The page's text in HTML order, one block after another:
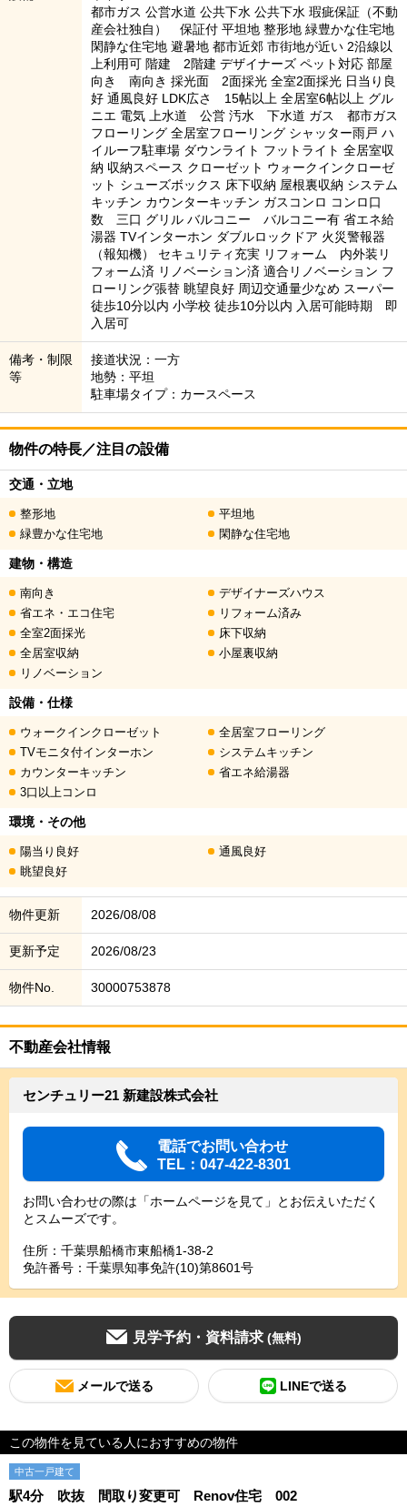
都市ガス 公営水道 公共下水 公共下水 瑕疵保証（不動
産会社独自） 保証付 平坦地 整形地 緑豊かな住宅地
閑静な住宅地 避暑地 都市近郊 市街地が近い 2沿線以
上利用可 階建 2階建 デザイナーズ ペット対応 部屋
向き 南向き 採光面 2面採光 全室2面採光 日当り良
好 通風良好 LDK広さ 15帖以上 全居室6帖以上 グル
ニエ 電気 上水道 公営 汚水 下水道 ガス 都市ガス
フローリング 全居室フローリング シャッター雨戸 ハ
イルーフ駐車場 ダウンライト フットライト 全居室収
納 収納スペース クローゼット ウォークインクローゼ
ット シューズボックス 床下収納 屋根裏収納 システム
キッチン カウンターキッチン ガスコンロ コンロ口
数 三口 グリル バルコニー バルコニー有 省エネ給
湯器 TVインターホン ダブルロックドア 火災警報器
（報知機） セキュリティ充実 リフォーム 内外装リ
フォーム済 リノベーション済 適合リノベーション フ
ローリング張替 眺望良好 周辺交通量少なめ スーパー
徒歩10分以内 小学校 徒歩10分以内 入居可能時期 即
入居可
備考・制限
等
接道状況：一方
地勢：平坦
駐車場タイプ：カースペース
物件の特長／注目の設備
交通・立地
整形地
平坦地
緑豊かな住宅地
閑静な住宅地
建物・構造
南向き
デザイナーズハウス
省エネ・エコ住宅
リフォーム済み
全室2面採光
床下収納
全居室収納
小屋裏収納
リノベーション
設備・仕様
ウォークインクローゼット
全居室フローリング
TVモニタ付インターホン
システムキッチン
カウンターキッチン
省エネ給湯器
3口以上コンロ
環境・その他
陽当り良好
通風良好
眺望良好
物件更新 2026/08/08
更新予定 2026/08/23
物件No. 30000753878
不動産会社情報
センチュリー21 新建設株式会社
電話でお問い合わせ
TEL：047-422-8301
お問い合わせの際は「ホームページを見て」とお伝えいただく
とスムーズです。
住所：千葉県船橋市東船橋1-38-2
免許番号：千葉県知事免許(10)第8601号
見学予約・資料請求 (無料)
メールで送る LINEで送る
この物件を見ている人におすすめの物件
中古一戸建て
駅4分 吹抜 間取り変更可 Renov住宅 002